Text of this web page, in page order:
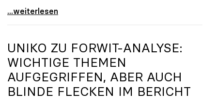
uniko zu Budgetverhandlungen: Universitäten sind
...weiterlesen
UNIKO ZU FORWIT-ANALYSE:
WICHTIGE THEMEN
AUFGEGRIFFEN, ABER AUCH
BLINDE FLECKEN IM BERICHT